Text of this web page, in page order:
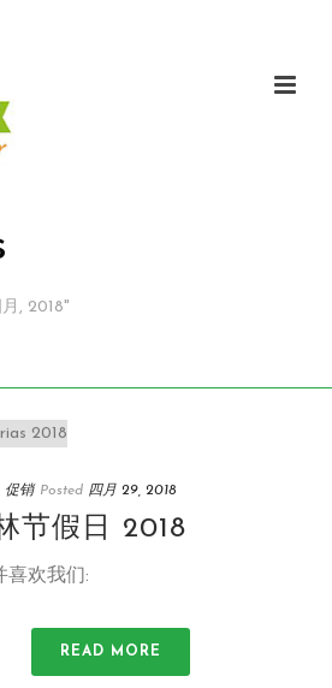
月, 2018"
促销 Posted 四月 29, 2018
节假日 2018
喜欢我们:
READ MORE